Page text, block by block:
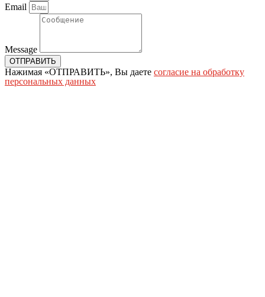
Email
Message
ОТПРАВИТЬ
Нажимая «ОТПРАВИТЬ», Вы даете согласие на обработку
персональных данных